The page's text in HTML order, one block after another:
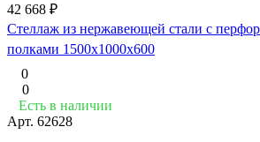
42 668 ₽
Стеллаж из нержавеющей стали с
полками 1500x1000x600
0
0
Есть в наличии
Арт. 62628